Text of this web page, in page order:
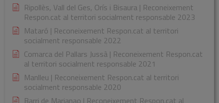
Ripollès, Vall del Ges, Orís i Bisaura | Reconeixement
Respon.cat al territori socialment responsable 2023
Mataró | Reconeixement Respon.cat al territori
socialment responsable 2022
Comarca del Pallars Jussà | Reconeixement Respon.cat
al territori socialment responsable 2021
Manlleu | Reconeixement Respon.cat al territori
socialment responsable 2020
Barri de Marianao | Reconeixement Respon.cat al